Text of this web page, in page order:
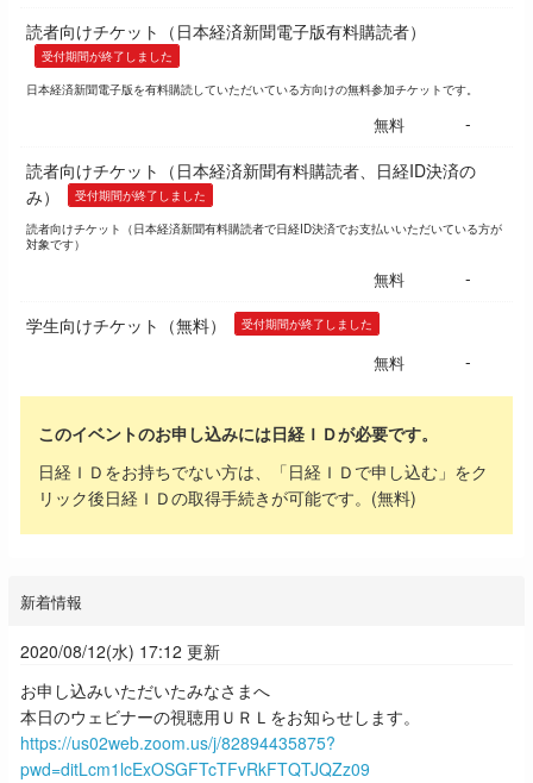
読者向けチケット（日本経済新聞電子版有料購読者）
受付期間が終了しました
日本経済新聞電子版を有料購読していただいている方向けの無料参加チケットです。
無料 -
読者向けチケット（日本経済新聞有料購読者、日経ID決済の
み）
受付期間が終了しました
読者向けチケット（日本経済新聞有料購読者で日経ID決済でお支払いいただいている方が
対象です）
無料 -
学生向けチケット（無料） 受付期間が終了しました
無料 -
このイベントのお申し込みには日経ＩＤが必要です。
日経ＩＤをお持ちでない方は、「日経ＩＤで申し込む」をク
リック後日経ＩＤの取得手続きが可能です。(無料)
新着情報
2020/08/12(水) 17:12 更新
お申し込みいただいたみなさまへ
本日のウェビナーの視聴用ＵＲＬをお知らせします。
https://us02web.zoom.us/j/82894435875?
pwd=ditLcm1lcExOSGFTcTFvRkFTQTJQZz09